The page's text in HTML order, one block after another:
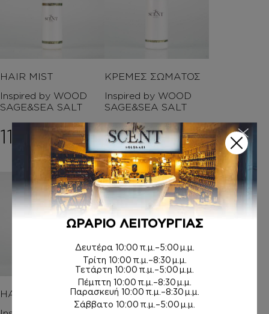
HAIR MIST
Inspired by WOOD
SAGE&SEA SALT
11,00€
ΚΡΕΜΕΣ ΣΩΜΑΤΟΣ
Inspired by WOOD
SAGE&SEA SALT
7,00€ –
12,00€Price
HAIR MIST
AFTER SHAVE
ΩΡΑΡΙΟ ΛΕΙΤΟΥΡΓΙΑΣ
Δευτέρα 10:00 π.μ.–5:00 μ.μ.
Τρίτη 10:00 π.μ.–8:30 μ.μ.
Τετάρτη 10:00 π.μ.–5:00 μ.μ.
Πέμπτη 10:00 π.μ.–8:30 μ.μ.
Παρασκευή 10:00 π.μ.–8:30 μ.μ.
Σάββατο 10:00 π.μ.–5:00 μ.μ.